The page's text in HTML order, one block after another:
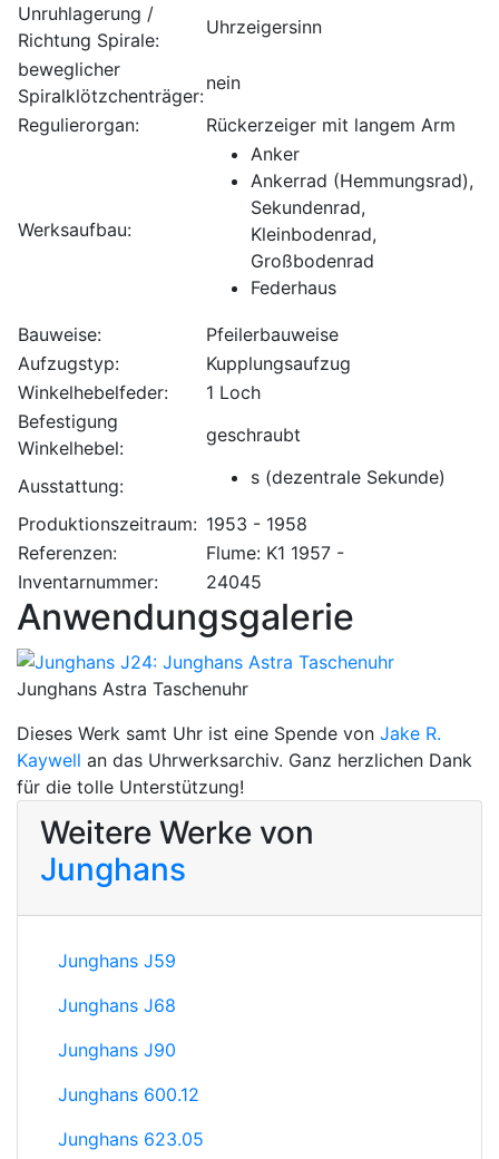
Unruhlagerung /
Richtung Spirale:
Uhrzeigersinn
beweglicher
Spiralklötzchenträger:
nein
Regulierorgan:
Rückerzeiger mit langem Arm
Werksaufbau:
Anker
Ankerrad (Hemmungsrad),
Sekundenrad,
Kleinbodenrad,
Großbodenrad
Federhaus
Bauweise:
Pfeilerbauweise
Aufzugstyp:
Kupplungsaufzug
Winkelhebelfeder:
1 Loch
Befestigung
Winkelhebel:
geschraubt
Ausstattung: s (dezentrale Sekunde)
Produktionszeitraum: 1953 - 1958
Referenzen:
Flume: K1 1957 -
Inventarnummer:
24045
Anwendungsgalerie
Junghans Astra Taschenuhr
Dieses Werk samt Uhr ist eine Spende von Jake R.
Kaywell an das Uhrwerksarchiv. Ganz herzlichen Dank
für die tolle Unterstützung!
Weitere Werke von
Junghans
Junghans J59
Junghans J68
Junghans J90
Junghans 600.12
Junghans 623.05